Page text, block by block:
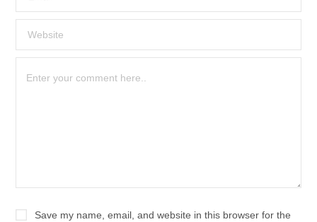
Save my name, email, and website in this browser for the